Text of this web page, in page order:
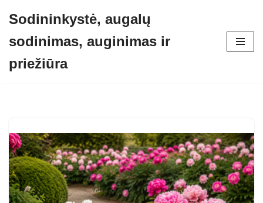
to
content
Sodininkystė, augalų
sodinimas, auginimas ir
priežiūra